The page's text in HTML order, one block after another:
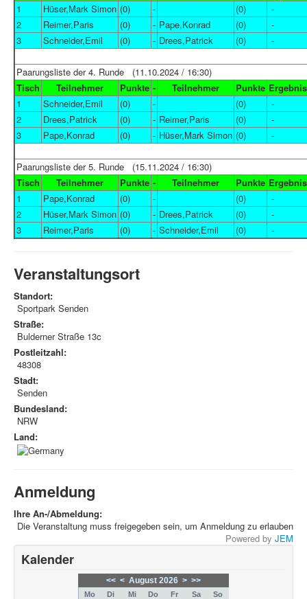
1
Hüser,Mark Simon (0) - (0)
-
2
Reimer,Paris (0) - Pape,Konrad (0)
-
3
Schneider,Emil (0) - Drees,Patrick (0) -
Paarungsliste der 4. Runde (11.10.2024 / 16:30)
Tisch
Teilnehmer Punkte - Teilnehmer Punkte Ergebnis
1
Schneider,Emil (0) - (0)
-
2
Drees,Patrick (0) - Reimer,Paris (0)
-
3
Pape,Konrad (0) - Hüser,Mark Simon (0) -
Paarungsliste der 5. Runde (15.11.2024 / 16:30)
Tisch
Teilnehmer Punkte - Teilnehmer Punkte Ergebnis
1
Pape,Konrad (0) - (0)
-
2
Hüser,Mark Simon (0) - Drees,Patrick (0)
-
3
Reimer,Paris (0) - Schneider,Emil (0) -
Veranstaltungsort
Standort:
Sportpark Senden
Straße:
Bulderner Straße 13c
Postleitzahl:
48308
Stadt:
Senden
Bundesland:
NRW
Land:
Anmeldung
Ihre An-/Abmeldung:
Die Veranstaltung muss freigegeben sein, um Anmeldung zu erlauben
Powered by JEM
Kalender
<< < August 2026 > >>
Mo Di Mi Do Fr Sa
So